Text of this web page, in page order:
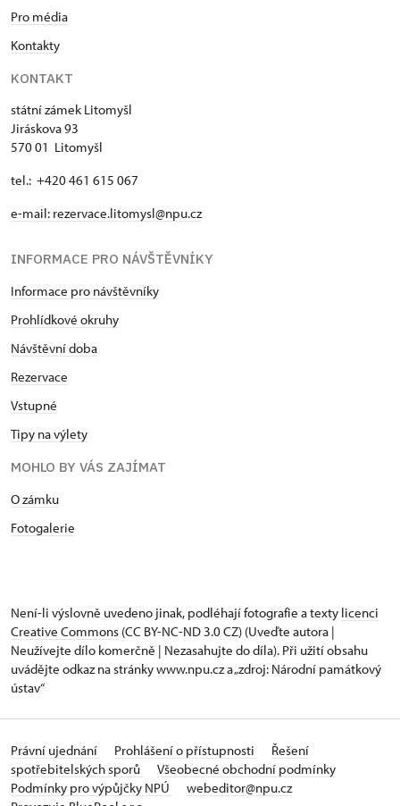
Pro média
Kontakty
KONTAKT
státní zámek Litomyšl
Jiráskova 93
570 01 Litomyšl
tel.: +420 461 615 067
e-mail: rezervace.litomysl@npu.cz
INFORMACE PRO NÁVŠTĚVNÍKY
Informace pro návštěvníky
Prohlídkové okruhy
Návštěvní doba
Rezervace
Vstupné
Tipy na výlety
MOHLO BY VÁS ZAJÍMAT
O zámku
Fotogalerie
Není-li výslovně uvedeno jinak, podléhají fotografie a texty licenci
Creative Commons (CC BY-NC-ND 3.0 CZ) (Uveďte autora |
Neužívejte dílo komerčně | Nezasahujte do díla). Při užití obsahu
uvádějte odkaz na stránky www.npu.cz a „zdroj: Národní památkový
ústav“
Právní ujednání Prohlášení o přístupnosti
Řešení
spotřebitelských sporů
Všeobecné obchodní podmínky
Podmínky pro výpůjčky NPÚ
webeditor@npu.cz